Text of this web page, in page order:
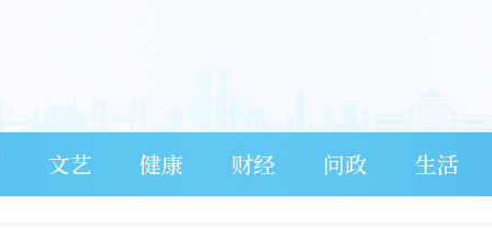
文艺 健康 财经 问政 生活